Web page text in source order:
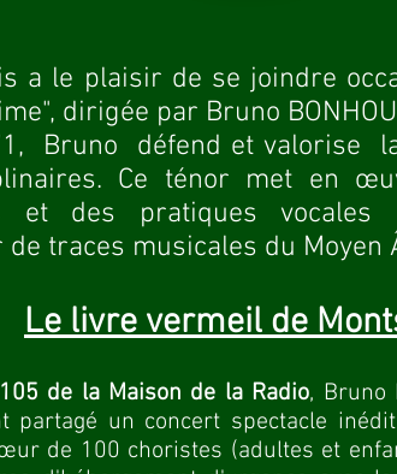
a le plaisir de se joindre
dirigée par Bruno
Bruno défend et valorise
Ce ténor met en
et des pratiques vocales
traces musicales du Moyen
Le livre vermeil de
de la Maison de la Radio, Bruno
partagé un concert spectacle
de 100 choristes (adultes et